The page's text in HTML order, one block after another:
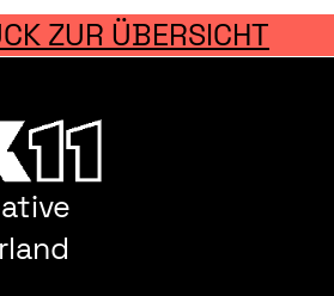
ZUR ÜBERSICHT